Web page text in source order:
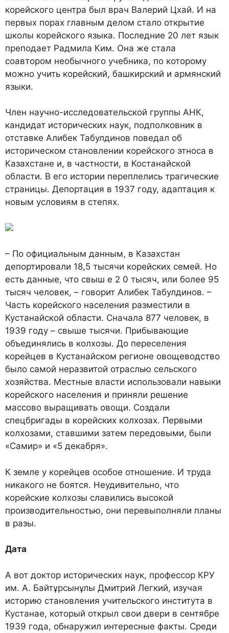
корейского центра был врач Валерий Цхай. И на
первых порах главным делом стало открытие
школы корейского языка. Последние 20 лет язык
преподает Радмила Ким. Она же стала
соавтором необычного учебника, по которому
можно учить корейский, башкирский и армянский
языки.
Член научно-исследовательской группы АНК,
кандидат исторических наук, подполковник в
отставке Алибек Табулдинов поведал об
историческом становлении корейского этноса в
Казахстане и, в частности, в Костанайской
области. В его истории переплелись трагические
страницы. Депортация в 1937 году, адаптация к
новым условиям в степях.
– По официальным данным, в Казахстан
депортировали 18,5 тысячи корейских семей. Но
есть данные, что свыш е 2 0 тысяч, или более 95
тысяч человек, – говорит Алибек Табулдинов. –
Часть корейского населения разместили в
Кустанайской области. Сначала 877 человек, в
1939 году – свыше тысячи. Прибывающие
объединялись в колхозы. До переселения
корейцев в Кустанайском регионе овощеводство
было самой неразвитой отраслью сельского
хозяйства. Местные власти использовали навыки
корейского населения и приняли решение
массово выращивать овощи. Создали
спецбригады в корейских колхозах. Первыми
колхозами, ставшими затем передовыми, были
«Самир» и «5 декабря».
К земле у корейцев особое отношение. И труда
никакого не боятся. Неудивительно, что
корейские колхозы славились высокой
производительностью, они перевыполняли планы
в разы.
Дата
А вот доктор исторических наук, профессор КРУ
им. А. Байтұрсынұлы Дмитрий Легкий, изучая
историю становления учительского института в
Кустанае, который открыл свои двери в сентябре
1939 года, обнаружил интересные факты. Среди